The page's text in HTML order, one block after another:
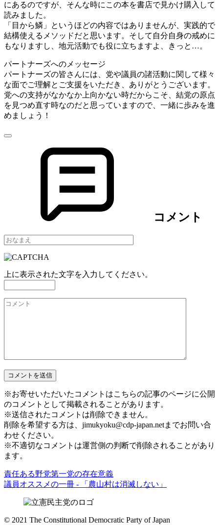
にあるのですが、そんな時にこの本を書店で見かけ購入して
読みました。
「目から鱗」というほどの内容ではありませんが、実践的で
結構使えるメソッドだと思います。そして自分自身の戒めに
もなりますし、地元活動でも役に立ちますよ、きっと…。
パートナーズへのメッセージ
パートナーズの皆さんには、党や議員の諸活動に関して様々
な面でご理解とご支援をいただき、ありがとうございます。
党への支持がなかなか上向かない時だからこそ、結党の原点
を見つめ直す時なのだと思っていますので、一緒に歩みを進
めましょう！
コメント
上に表示された文字を入力してください。
※お寄せいただいたコメントはこちらの記事のページに公開
のコメントとして掲載されることがあります。
※送信されたコメントは削除できません。
削除を希望する方は、jimukyoku@cdp-japan.netまでお問い合
わせください。
※不適切なコメントは運営側の判断で削除されることがあり
ます。
責任ある野党第一党の存在意義
議員オススメの一冊 - 「農山村は消滅しない」
© 2021 The Constitutional Democratic Party of Japan